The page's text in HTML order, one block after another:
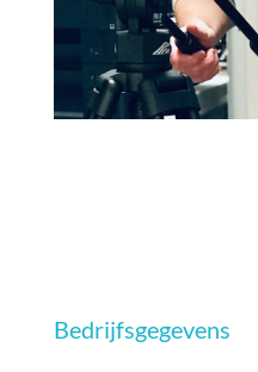
Bedrijfsgegevens